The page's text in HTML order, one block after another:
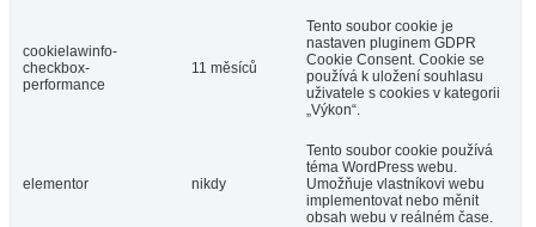
cookielawinfo-
checkbox-
performance
11 měsíců
Tento soubor cookie je
nastaven pluginem GDPR
Cookie Consent. Cookie se
používá k uložení souhlasu
uživatele s cookies v kategorii
„Výkon“.
elementor nikdy
Tento soubor cookie používá
téma WordPress webu.
Umožňuje vlastníkovi webu
implementovat nebo měnit
obsah webu v reálném čase.